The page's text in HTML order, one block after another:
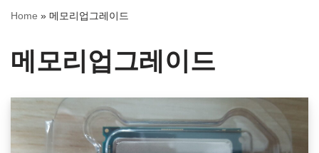
뛰
Home » 메모리업그레이드
메모리업그레이드